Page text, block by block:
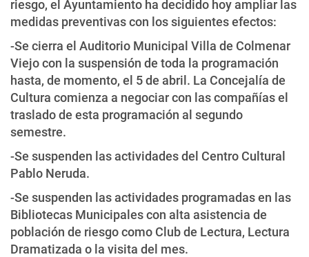
riesgo, el Ayuntamiento ha decidido hoy ampliar las
medidas preventivas con los siguientes efectos:
-Se cierra el Auditorio Municipal Villa de Colmenar
Viejo con la suspensión de toda la programación
hasta, de momento, el 5 de abril. La Concejalía de
Cultura comienza a negociar con las compañías el
traslado de esta programación al segundo
semestre.
-Se suspenden las actividades del Centro Cultural
Pablo Neruda.
-Se suspenden las actividades programadas en las
Bibliotecas Municipales con alta asistencia de
población de riesgo como Club de Lectura, Lectura
Dramatizada o la visita del mes.